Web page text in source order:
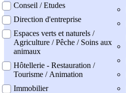
Conseil / Etudes
Direction d'entreprise
Espaces verts et naturels /
Agriculture / Pêche / Soins aux
animaux
Hôtellerie - Restauration /
Tourisme / Animation
Immobilier